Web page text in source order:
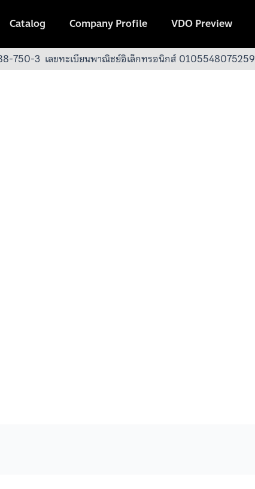
Catalog Company Profile VDO Preview
750-3 เลขทะเบียนพาณิชย์อิเล็กทรอนิกส์ 0105548075259